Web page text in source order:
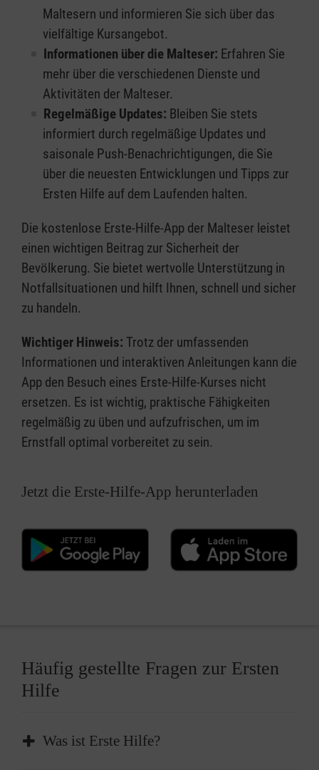
Maltesern und informieren Sie sich über das
vielfältige Kursangebot.
Informationen über die Malteser: Erfahren Sie
mehr über die verschiedenen Dienste und
Aktivitäten der Malteser.
Regelmäßige Updates: Bleiben Sie stets
informiert durch regelmäßige Updates und
saisonale Push-Benachrichtigungen, die Sie
über die neuesten Entwicklungen und Tipps zur
Ersten Hilfe auf dem Laufenden halten.
Die kostenlose Erste-Hilfe-App der Malteser leistet
einen wichtigen Beitrag zur Sicherheit der
Bevölkerung. Sie bietet wertvolle Unterstützung in
Notfallsituationen und hilft Ihnen, schnell und sicher
zu handeln.
Wichtiger Hinweis: Trotz der umfassenden
Informationen und interaktiven Anleitungen kann die
App den Besuch eines Erste-Hilfe-Kurses nicht
ersetzen. Es ist wichtig, praktische Fähigkeiten
regelmäßig zu üben und aufzufrischen, um im
Ernstfall optimal vorbereitet zu sein.
Jetzt die Erste-Hilfe-App herunterladen
Häufig gestellte Fragen zur Ersten
Hilfe
Was ist Erste Hilfe?